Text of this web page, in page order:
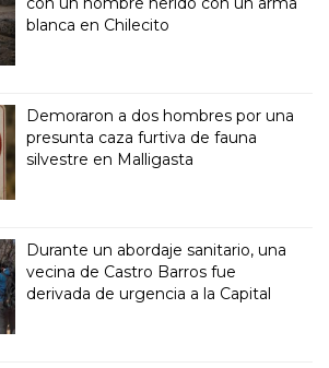
blanca en Chilecito
Demoraron a dos hombres por una
presunta caza furtiva de fauna
silvestre en Malligasta
Durante un abordaje sanitario, una
vecina de Castro Barros fue
derivada de urgencia a la Capital